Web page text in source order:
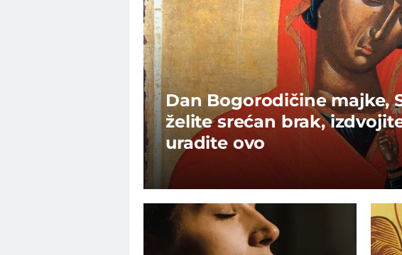
Dan Bogorodičine majke,
želite srećan brak,
uradite ovo